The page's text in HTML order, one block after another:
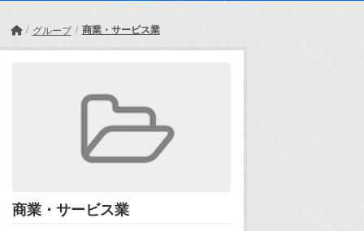
グループ 商業・サービス業
商業・サービス業